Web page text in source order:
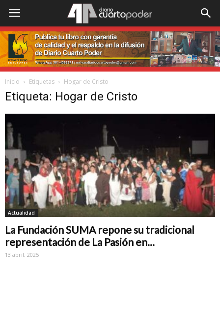
Inicio Etiquetas Hogar de Cristo
Etiqueta: Hogar de Cristo
Actualidad
La Fundación SUMA repone su tradicional
representación de La Pasión en...
13 abril, 2025